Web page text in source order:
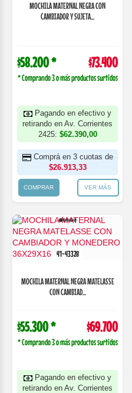
MOCHILA MATERNAL NEGRA CON
CAMBIADOR Y SUJETA...
$58.200 * $73.400
* Comprando 3 o más productos surtidos
Pagando en efectivo y
retirando en Av. Corrientes
2425: $62.390,00
Comprá en 3 cuotas de
$26.913,33
COMPRAR VER MÁS
41-43328
MOCHILA MATERNAL NEGRA MATELASSE
CON CAMBIAD...
$55.300 * $69.700
* Comprando 3 o más productos surtidos
Pagando en efectivo y
retirando en Av. Corrientes